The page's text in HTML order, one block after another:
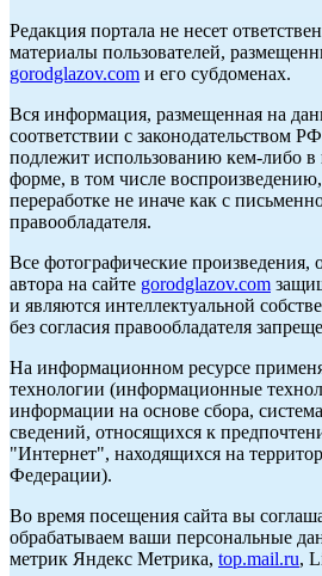
Редакция портала не несет
материалы пользователей,
gorodglazov.com и его субдоменах.
Вся информация, размещенная на
соответствии с законодательством
подлежит использованию кем-либо
форме, в том числе
переработке не иначе как с
правообладателя.
Все фотографические
автора на сайте gorodglazov.com
и являются интеллектуальной
без согласия правообладателя
На информационном ресурсе
технологии (информационные
информации на основе сбора,
сведений, относящихся к
"Интернет", находящихся на
Федерации).
Во время посещения сайта вы
обрабатываем ваши персональные
метрик Яндекс Метрика, top.mail.ru,